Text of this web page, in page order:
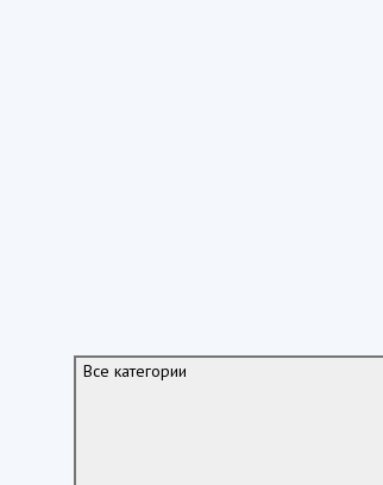
Все категории